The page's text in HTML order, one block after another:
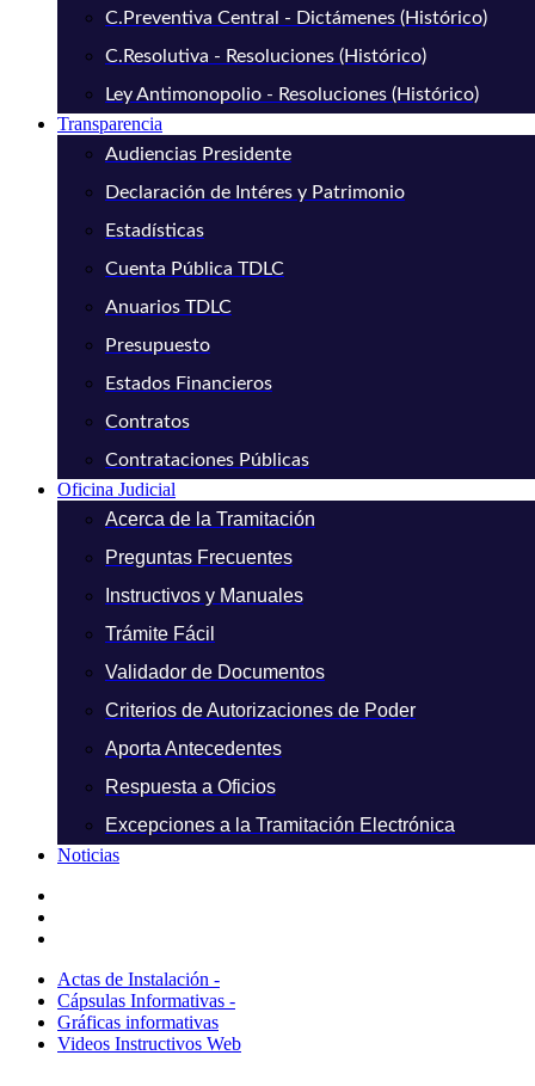
C.Preventiva Central - Dictámenes (Histórico)
C.Resolutiva - Resoluciones (Histórico)
Ley Antimonopolio - Resoluciones (Histórico)
Transparencia
Audiencias Presidente
Declaración de Intéres y Patrimonio
Estadísticas
Cuenta Pública TDLC
Anuarios TDLC
Presupuesto
Estados Financieros
Contratos
Contrataciones Públicas
Oficina Judicial
Acerca de la Tramitación
Preguntas Frecuentes
Instructivos y Manuales
Trámite Fácil
Validador de Documentos
Criterios de Autorizaciones de Poder
Aporta Antecedentes
Respuesta a Oficios
Excepciones a la Tramitación Electrónica
Noticias
Actas de Instalación -
Cápsulas Informativas -
Gráficas informativas
Videos Instructivos Web